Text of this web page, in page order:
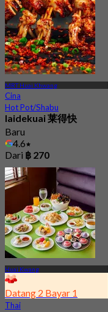
MRT Huai Khwang
Cina
Hot Pot/Shabu
laidekuai 莱得快
Baru
4.6
Dari ฿ 270
Huai Kwang
Datang 2 Bayar 1
Thai